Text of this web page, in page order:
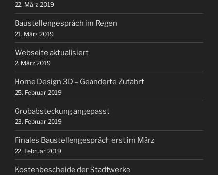
22. März 2019
Baustellengespräch im Regen
21. März 2019
Webseite aktualisiert
2. März 2019
Home Design 3D – Geänderte Zufahrt
25. Februar 2019
Grobabsteckung angepasst
23. Februar 2019
Finales Baustellengespräch erst im März
22. Februar 2019
Kostenbescheide der Stadtwerke